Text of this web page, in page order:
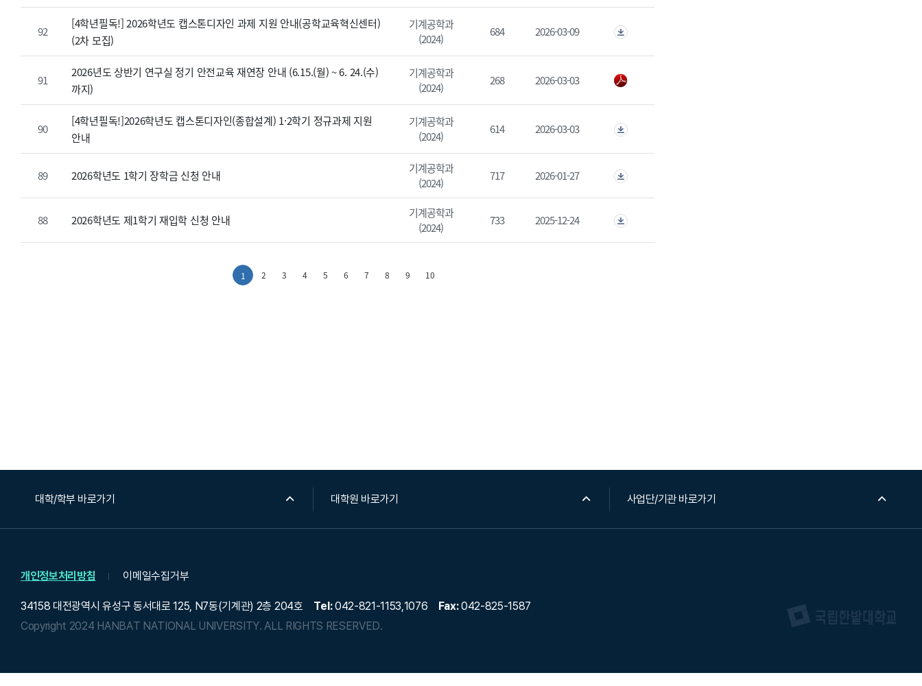
92
[4학년필독!] 2026학년도 캡스톤디자인 과제 지원 안내(공학교육혁신센터)
(2차 모집)
기계공학과
(2024)
684 2026-03-09
91
2026년도 상반기 연구실 정기 안전교육 재연장 안내 (6.15.(월) ~ 6. 24.(수)
까지)
기계공학과
(2024)
268 2026-03-03
90
[4학년필독!]2026학년도 캡스톤디자인(종합설계) 1·2학기 정규과제 지원
안내
기계공학과
(2024)
614 2026-03-03
89 2026학년도 1학기 장학금 신청 안내
기계공학과
(2024)
717 2026-01-27
88 2026학년도 제1학기 재입학 신청 안내
기계공학과
(2024)
733 2025-12-24
1 2 3 4 5 6 7 8 9 10
대학/학부 바로가기 대학원 바로가기 사업단/기관 바로가기
개인정보처리방침 이메일수집거부
34158 대전광역시 유성구 동서대로 125, N7동(기계관) 2층 204호 Tel:042-821-1153,1076 Fax:042-825-1587
Copyright 2024 HANBAT NATIONAL UNIVERSITY.ALL RIGHTS RESERVED.